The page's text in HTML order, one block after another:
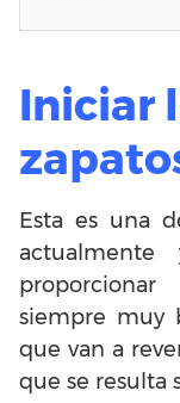
Iniciar
Esta es una
siempre muy
que van a
que se resulta